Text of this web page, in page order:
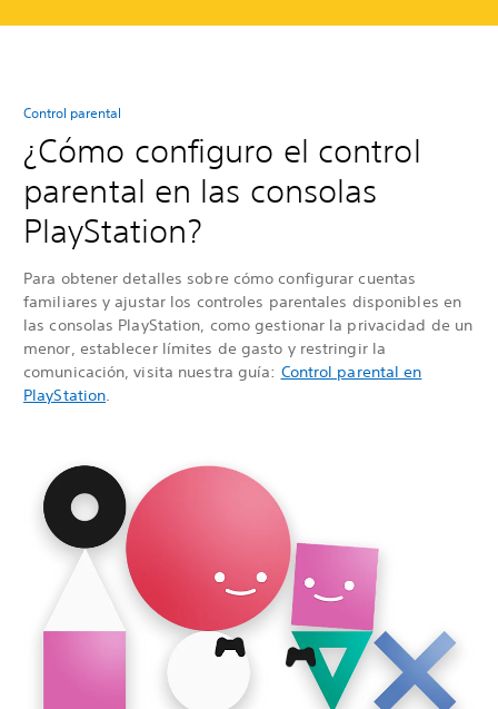
Control parental
¿Cómo configuro el control
parental en las consolas
PlayStation?
Para obtener detalles sobre cómo configurar cuentas
familiares y ajustar los controles parentales disponibles en
las consolas PlayStation, como gestionar la privacidad de un
menor, establecer límites de gasto y restringir la
comunicación, visita nuestra guía: Control parental en
PlayStation.